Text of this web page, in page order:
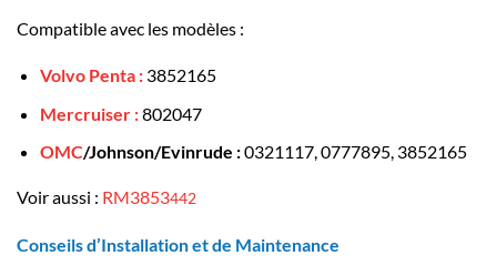
Compatible avec les modèles :
Volvo Penta :3852165
Mercruiser :802047
OMC/Johnson/Evinrude :0321117, 0777895, 3852165
Voir aussi : RM3853442
Conseils d’Installation et de Maintenance